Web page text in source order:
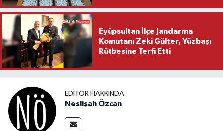
Eyüpsultan İlçe Jandarma
Komutanı Zeki Gülter, Yüzbaşı
Rütbesine Terfi Etti
EDITÖR HAKKINDA
Neslişah Özcan